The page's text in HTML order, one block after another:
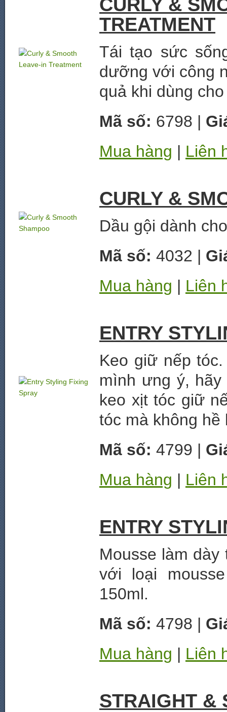
CURLY &
TREATMENT
Tái tạo sức
dưỡng với công
quả khi dùng
Mã số: 6798 |
Mua hàng | Liên
CURLY &
Dầu gội dành
Mã số: 4032 |
Mua hàng | Liên
ENTRY
Keo giữ nếp
mình ưng ý,
keo xịt tóc giữ
tóc mà không hề
Mã số: 4799 |
Mua hàng | Liên
ENTRY
Mousse làm
với loại
150ml.
Mã số: 4798 |
Mua hàng | Liên
STRAIGHT &